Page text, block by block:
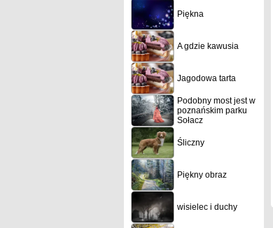
Piękna
A gdzie kawusia
Jagodowa tarta
Podobny most jest w
poznańskim parku
Sołacz
Śliczny
Piękny obraz
wisielec i duchy